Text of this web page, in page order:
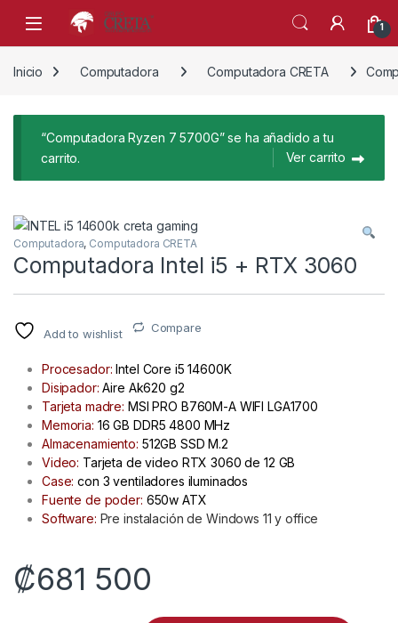
Skip to navigation
Skip to content
1
Inicio Computadora Computadora CRETA
“Computadora Ryzen 7 5700G” se ha añadido a tu
carrito.
Ver carrito
Computadora, Computadora CRETA
Computadora Intel i5 + RTX 3060
Add to wishlist Compare
Procesador: Intel Core i5 14600K
Disipador:Aire Ak620 g2
Tarjeta madre: MSI PRO B760M-A WIFI LGA1700
Memoria: 16 GB DDR5 4800 MHz
Almacenamiento: 512GB SSD M.2
Video: Tarjeta de video RTX 3060 de 12 GB
Case: con 3 ventiladores iluminados
Fuente de poder: 650w ATX
Software: Pre instalación de Windows 11 y office
₡681 500